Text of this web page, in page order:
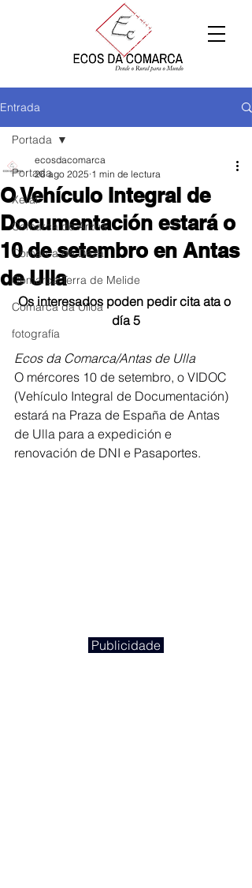
Entrada
Portada
Xeral
Comarca de Arzúa
Comarca de Deza
Comarca Terra de Melide
Comarca da Ulloa
fotografía
Portada
O Vehículo Integral de
Documentación estará o
10 de setembro en Antas
de Ulla
ecosdacomarca
26 ago 2025 1 min de lectura
Os interesados poden pedir cita ata o
día 5
Ecos da Comarca/Antas de Ulla
O mércores 10 de setembro, o VIDOC
(Vehículo Integral de Documentación)
estará na Praza de España de Antas
de Ulla para a expedición e
renovación de DNI e Pasaportes.
Publicidade